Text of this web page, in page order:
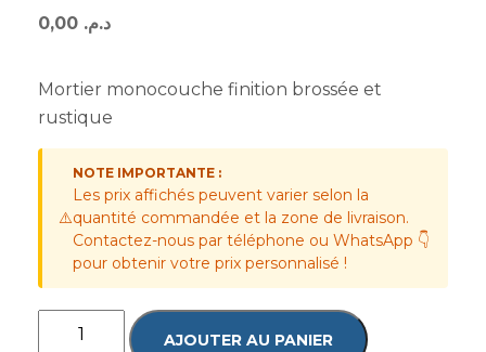
د.م.
Mortier monocouche finition brossée et
rustique
⚠️
NOTE IMPORTANTE :
Les prix affichés peuvent varier selon la
quantité commandée et la zone de livraison.
Contactez-nous par téléphone ou WhatsApp 👇
pour obtenir votre prix personnalisé !
AJOUTER AU PANIER